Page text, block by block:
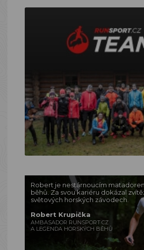
Robert je nestárnoucím
běhů. Za svou kariéru dokázal
světových horských závodech.
Robert Krupička
AMBASADOR RUNSPORT.CZ
A LEGENDA HORSKÝCH BĚHŮ